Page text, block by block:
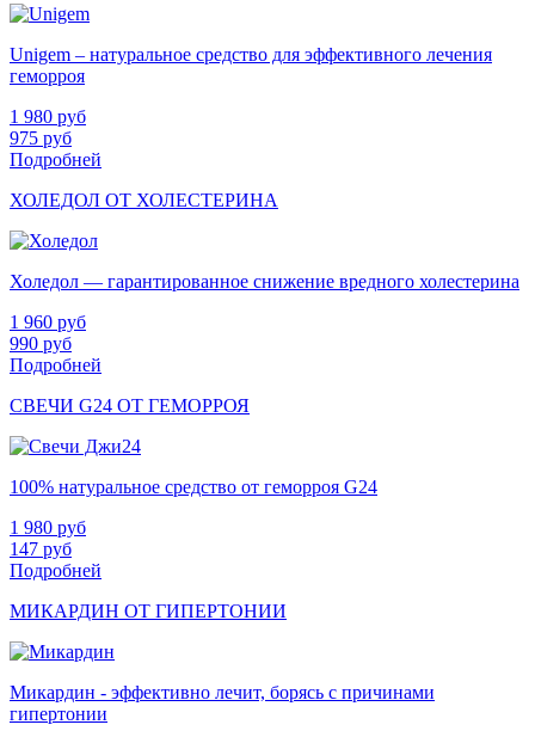
Unigem – натуральное средство для эффективного лечения
геморроя
1 980 руб
975 руб
Подробней
ХОЛЕДОЛ ОТ ХОЛЕСТЕРИНА
Холедол — гарантированное снижение вредного холестерина
1 960 руб
990 руб
Подробней
СВЕЧИ G24 ОТ ГЕМОРРОЯ
100% натуральное средство от геморроя G24
1 980 руб
147 руб
Подробней
МИКАРДИН ОТ ГИПЕРТОНИИ
Микардин - эффективно лечит, борясь с причинами
гипертонии